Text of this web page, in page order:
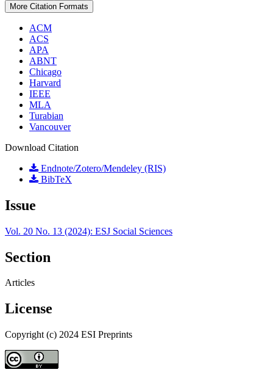
More Citation Formats
ACM
ACS
APA
ABNT
Chicago
Harvard
IEEE
MLA
Turabian
Vancouver
Download Citation
Endnote/Zotero/Mendeley (RIS)
BibTeX
Issue
Vol. 20 No. 13 (2024): ESJ Social Sciences
Section
Articles
License
Copyright (c) 2024 ESI Preprints